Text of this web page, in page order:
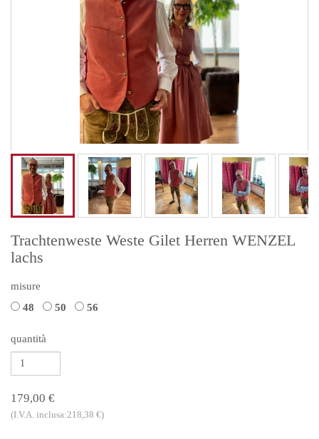
Trachtenweste Weste Gilet Herren WENZEL
lachs
misure
48
50 56
quantità
179,00 €
(I.V.A. inclusa:218,38 €)